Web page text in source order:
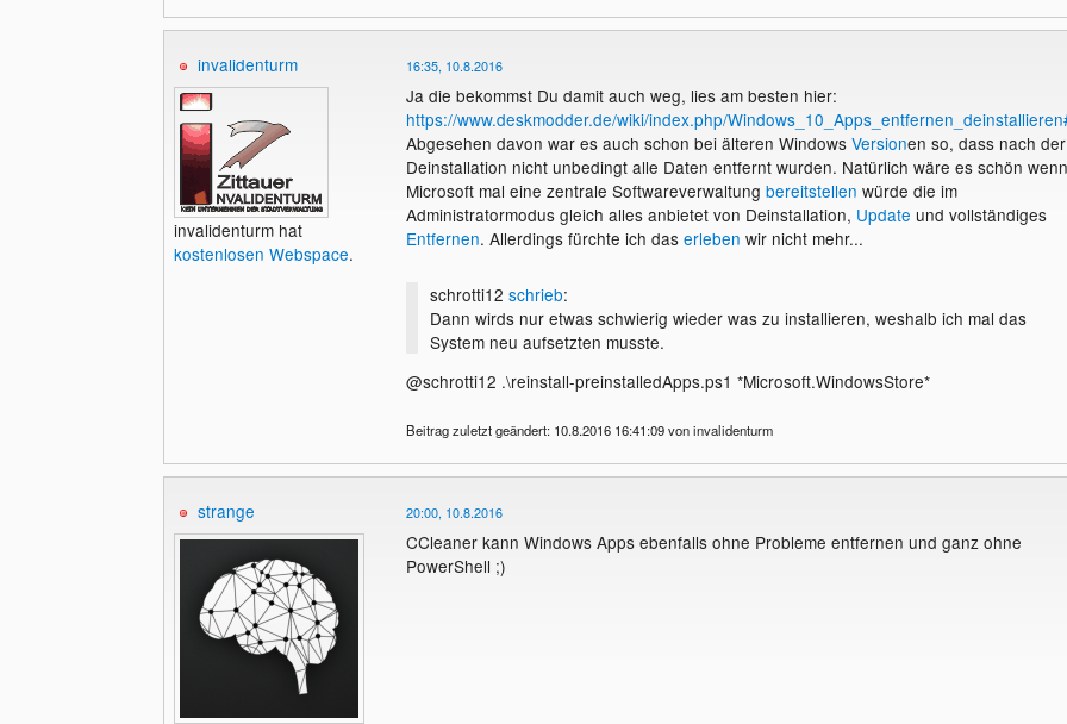
invalidenturm
invalidenturm hat
kostenlosen Webspace.
16:35, 10.8.2016
Ja die bekommst Du damit auch weg, lies am besten hier:
https://www.deskmodder.de/wiki/index.php/
Abgesehen davon war es auch schon bei älteren Windows Versionen so, dass nach der
Deinstallation nicht unbedingt alle Daten entfernt wurden. Natürlich wäre es schön wenn
Microsoft mal eine zentrale Softwareverwaltung bereitstellen würde die im
Administratormodus gleich alles anbietet von Deinstallation, Update und vollständiges
Entfernen. Allerdings fürchte ich das erleben wir nicht mehr...
schrotti12 schrieb:
Dann wirds nur etwas schwierig wieder was zu installieren, weshalb ich mal das
System neu aufsetzten musste.
@schrotti12 .\reinstall-preinstalledApps.ps1 *Microsoft.WindowsStore*
Beitrag zuletzt geändert: 10.8.2016 16:41:09 von invalidenturm
strange 20:00, 10.8.2016
CCleaner kann Windows Apps ebenfalls ohne Probleme entfernen und ganz ohne
PowerShell ;)